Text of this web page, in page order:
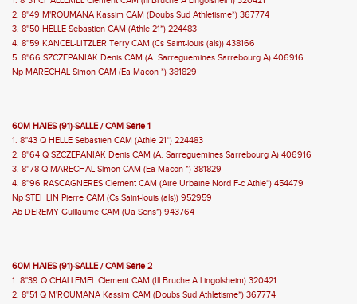
2. 8''49 M'ROUMANA Kassim CAM (Doubs Sud Athletisme*) 367774
3. 8''50 HELLE Sebastien CAM (Athle 21*) 224483
4. 8''59 KANCEL-LITZLER Terry CAM (Cs Saint-louis (als)) 438166
5. 8''66 SZCZEPANIAK Denis CAM (A. Sarreguemines Sarrebourg A) 406916
Np MARECHAL Simon CAM (Ea Macon *) 381829
60M HAIES (91)-SALLE / CAM Série 1
1. 8''43 Q HELLE Sebastien CAM (Athle 21*) 224483
2. 8''64 Q SZCZEPANIAK Denis CAM (A. Sarreguemines Sarrebourg A) 406916
3. 8''78 Q MARECHAL Simon CAM (Ea Macon *) 381829
4. 8''96 RASCAGNERES Clement CAM (Aire Urbaine Nord F-c Athle*) 454479
Np STEHLIN Pierre CAM (Cs Saint-louis (als)) 952959
Ab DEREMY Guillaume CAM (Ua Sens*) 943764
60M HAIES (91)-SALLE / CAM Série 2
1. 8''39 Q CHALLEMEL Clement CAM (Ill Bruche A Lingolsheim) 320421
2. 8''51 Q M'ROUMANA Kassim CAM (Doubs Sud Athletisme*) 367774